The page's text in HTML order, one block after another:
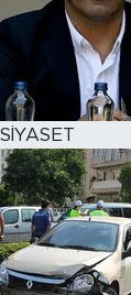
SİYASET